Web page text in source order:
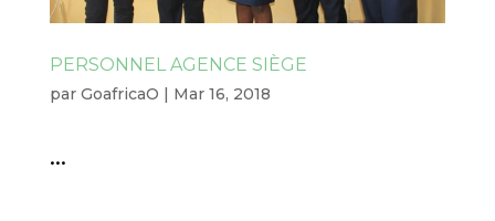
PERSONNEL AGENCE SIÈGE
par GoafricaO | Mar 16, 2018
...